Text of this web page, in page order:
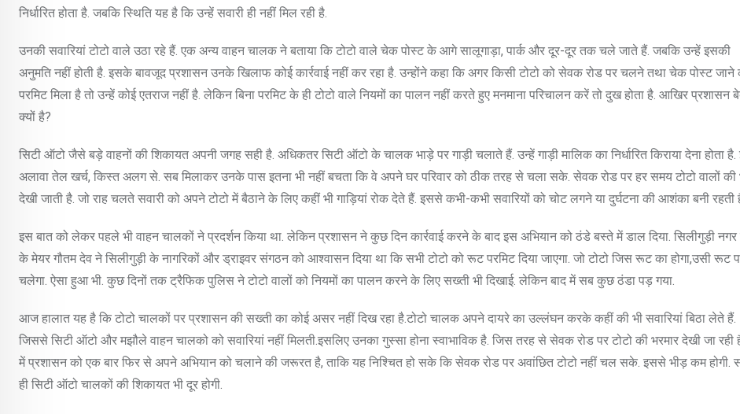
निर्धारित होता है. जबकि स्थिति यह है कि उन्हें सवारी ही नहीं मिल रही है.
उनकी सवारियां टोटो वाले उठा रहे हैं. एक अन्य वाहन चालक ने बताया कि टोटो वाले चेक पोस्ट के आगे सालूगाड़ा, पार्क और दूर-दूर तक चले जाते हैं. जबकि उन्हें इसकी
अनुमति नहीं होती है. इसके बावजूद प्रशासन उनके खिलाफ कोई कार्रवाई नहीं कर रहा है. उन्होंने कहा कि अगर किसी टोटो को सेवक रोड पर चलने तथा चेक पोस्ट जाने
परमिट मिला है तो उन्हें कोई एतराज नहीं है. लेकिन बिना परमिट के ही टोटो वाले नियमों का पालन नहीं करते हुए मनमाना परिचालन करें तो दुख होता है. आखिर प्रशासन
क्यों है?
सिटी ऑटो जैसे बड़े वाहनों की शिकायत अपनी जगह सही है. अधिकतर सिटी ऑटो के चालक भाड़े पर गाड़ी चलाते हैं. उन्हें गाड़ी मालिक का निर्धारित किराया देना होता
अलावा तेल खर्च, किस्त अलग से. सब मिलाकर उनके पास इतना भी नहीं बचता कि वे अपने घर परिवार को ठीक तरह से चला सके. सेवक रोड पर हर समय टोटो वालों की
देखी जाती है. जो राह चलते सवारी को अपने टोटो में बैठाने के लिए कहीं भी गाड़ियां रोक देते हैं. इससे कभी-कभी सवारियों को चोट लगने या दुर्घटना की आशंका बनी रहती
इस बात को लेकर पहले भी वाहन चालकों ने प्रदर्शन किया था. लेकिन प्रशासन ने कुछ दिन कार्रवाई करने के बाद इस अभियान को ठंडे बस्ते में डाल दिया. सिलीगुड़ी नगर
के मेयर गौतम देव ने सिलीगुड़ी के नागरिकों और ड्राइवर संगठन को आश्वासन दिया था कि सभी टोटो को रूट परमिट दिया जाएगा. जो टोटो जिस रूट का होगा,उसी रूट
चलेगा. ऐसा हुआ भी. कुछ दिनों तक ट्रैफिक पुलिस ने टोटो वालों को नियमों का पालन करने के लिए सख्ती भी दिखाई. लेकिन बाद में सब कुछ ठंडा पड़ गया.
आज हालात यह है कि टोटो चालकों पर प्रशासन की सख्ती का कोई असर नहीं दिख रहा है.टोटो चालक अपने दायरे का उल्लंघन करके कहीं की भी सवारियां बिठा लेते हैं.
जिससे सिटी ऑटो और मझौले वाहन चालको को सवारियां नहीं मिलती.इसलिए उनका गुस्सा होना स्वाभाविक है. जिस तरह से सेवक रोड पर टोटो की भरमार देखी जा रही
में प्रशासन को एक बार फिर से अपने अभियान को चलाने की जरूरत है, ताकि यह निश्चित हो सके कि सेवक रोड पर अवांछित टोटो नहीं चल सके. इससे भीड़ कम होगी.
ही सिटी ऑटो चालकों की शिकायत भी दूर होगी.